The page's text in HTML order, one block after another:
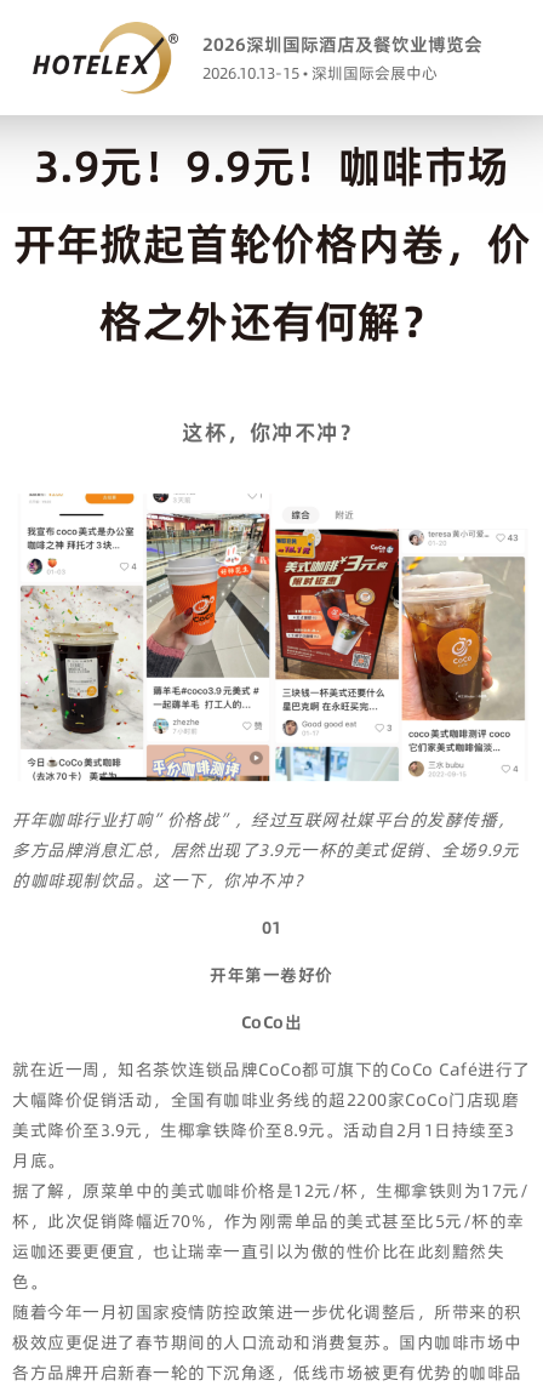
2026深圳国际酒店及餐饮业博览会
2026.10.13-15 • 深圳国际会展中心
3.9元！9.9元！咖啡市场
开年掀起首轮价格内卷，价
格之外还有何解？
这杯，你冲不冲？
开年咖啡行业打响”价格战”，经过互联网社媒平台的发酵传播，
多方品牌消息汇总，居然出现了3.9元一杯的美式促销、全场9.9元
的咖啡现制饮品。这一下，你冲不冲？
01
开年第一卷好价
CoCo出
就在近一周，知名茶饮连锁品牌CoCo都可旗下的CoCo Café进行了
大幅降价促销活动，全国有咖啡业务线的超2200家CoCo门店现磨
美式降价至3.9元，生椰拿铁降价至8.9元。活动自2月1日持续至3
月底。
据了解，原菜单中的美式咖啡价格是12元/杯，生椰拿铁则为17元/
杯，此次促销降幅近70%，作为刚需单品的美式甚至比5元/杯的幸
运咖还要更便宜，也让瑞幸一直引以为傲的性价比在此刻黯然失
色。
随着今年一月初国家疫情防控政策进一步优化调整后，所带来的积
极效应更促进了春节期间的人口流动和消费复苏。国内咖啡市场中
各方品牌开启新春一轮的下沉角逐，低线市场被更有优势的咖啡品